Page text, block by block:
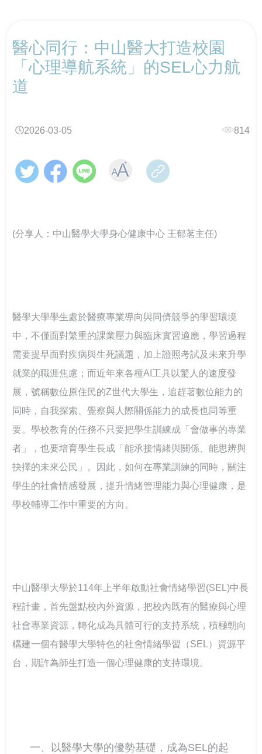
行政院季連成政委率隊訪視教育部 跨部會合作打造校園
防毒防護網
115年全國大專校院學務主管森活SEL跨校共學培力活動
教育輔具支持多元學習-教育部辦理115年身心障礙學生
提升專業知能協助學生處理校園親密關係暴力事件 保護
化災應變實作訓練
教育部補助大專校院學生社團赴教育優先區中小學校辦
跨域共振找回生命節奏：東吳大學以「生命之弦」音樂
會實現SEL新模式
CONTENTS目錄
轉角遇見心空間─「學美．耕心—大專校院輔導諮商空間
教育部辦理「全民國防教育暨防衛動員學術研討會」
教育部召開115年特殊教育行政支持網絡會議－聚焦AI及
融合教育推動
美耕心」計畫打造學生安心支持場域
當霧霾散去，閃耀耀眼的燦爛陽光-談大專特教生之校園
系統合作
教育部舉辦115年度校園性別事件行政訴訟案例研討會
跨域翻轉諮商環境：教育部「學美．耕心」計畫見證校
關懷少年偏差行為．守護校園安寧 「2026青少年藥物濫
詐防護網
教育部辦理「安全計畫介入工作坊」 強化校園防治自我
傷害整體效能
鍵盤戰青春！教育部推出沉浸式互動遊戲教材～帶領學
生看見數位/網路世界的傷害與界線
115年大專校院身心障礙學生夏令營 報名開跑~讓我們一
起青春無礙，夢想同行！
像回娘家一樣的輔導網絡— 北二區輔諮中心打造有溫度
響應CRPD 教育部辦理「超人再起」紀錄片賞析
中區大專校院學生輔導工作協調諮詢中心 串連專業力
量，守護學生的每一步成長
實全民國防教育- 「軍事單位參訪與戶外水域安全防溺活
動」
115年度大專校院特教服務表揚 歡迎踴躍報名
CONTENTS目錄
期引領高齡人生新圖像
115學年度身心障礙學生升學大專校院甄試 3月19日開放
查看試場 3月20日學科考試登場
坊 強化課程實踐與教學創新
打造校園最暖心的角落 義守大學諮商輔導空間升級，落
實全人教育願景
落實法治扎根生活 補助大學法律系所推動法治教育
聽見生命，回歸初心 生命教育廣播節目－「臺灣生命教
我可以改變我的人生－啟動輕度障礙大專生的自我決策
以師者先行，構築SEL友善校園生態系
醫心同行：中山醫大打造校園
「心理導航系統」的SEL心力航
道
2026-03-05 814
(分享人：中山醫學大學身心健康中心 王郁茗主任)
醫學大學學生處於醫療專業導向與同儕競爭的學習環境
中，不僅面對繁重的課業壓力與臨床實習適應，學習過程
需要提早面對疾病與生死議題，加上證照考試及未來升學
就業的職涯焦慮；而近年來各種AI工具以驚人的速度發
展，號稱數位原住民的Z世代大學生，追趕著數位能力的
同時，自我探索、覺察與人際關係能力的成長也同等重
要。學校教育的任務不只要把學生訓練成「會做事的專業
者」，也要培育學生長成「能承接情緒與關係、能思辨與
抉擇的未來公民」。因此，如何在專業訓練的同時，關注
學生的社會情感發展，提升情緒管理能力與心理健康，是
學校輔導工作中重要的方向。
中山醫學大學於114年上半年啟動社會情緒學習(SEL)中長
程計畫，首先盤點校內外資源，把校內既有的醫療與心理
社會專業資源，轉化成為具體可行的支持系統，積極朝向
構建一個有醫學大學特色的社會情緒學習（SEL）資源平
台，期許為師生打造一個心理健康的支持環境。
一、以醫學大學的優勢基礎，成為SEL的起